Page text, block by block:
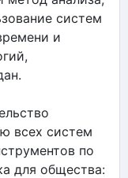
систем
и
всех систем
по
для общества: